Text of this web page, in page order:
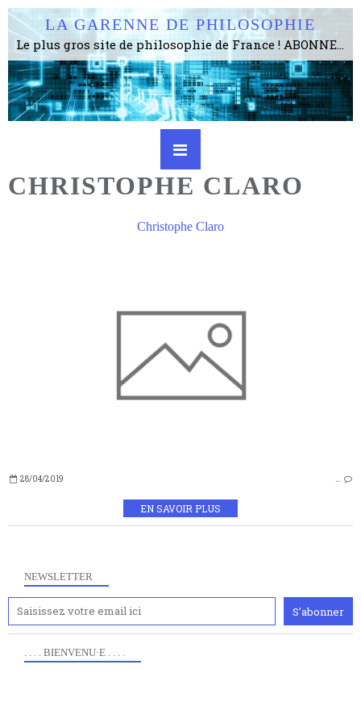
LA GARENNE DE PHILOSOPHIE
Le plus gros site de philosophie de France ! ABONNEZ-VOUS ! 4115 Articles, 1634 abonné·e·s, depuis 2006 . . . . . . . . 2 852 214 pages vues jusqu'à présent. Prestance et être apte à un plus grand nombre de choses.
CHRISTOPHE CLARO
Christophe Claro
28/04/2019 …
EN SAVOIR PLUS
NEWSLETTER
. . . . BIENVENU·E . . . .